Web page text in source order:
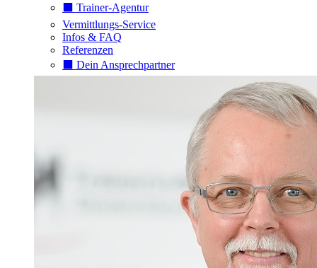
⬛️ Trainer-Agentur
Vermittlungs-Service
Infos & FAQ
Referenzen
⬛️ Dein Ansprechpartner